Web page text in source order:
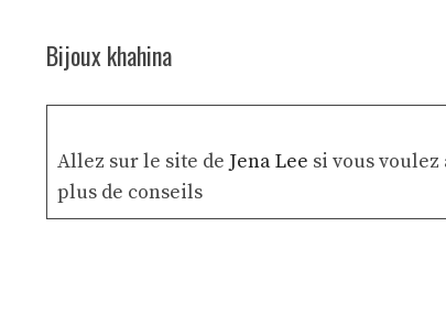
Bijoux khahina
Allez sur le site de Jena Lee si vous
plus de conseils